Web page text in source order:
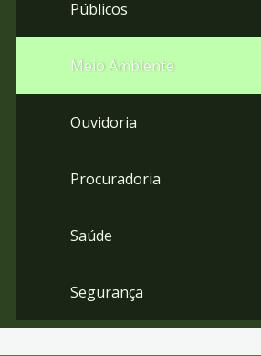
Públicos
Meio Ambiente
Ouvidoria
Procuradoria
Saúde
Segurança